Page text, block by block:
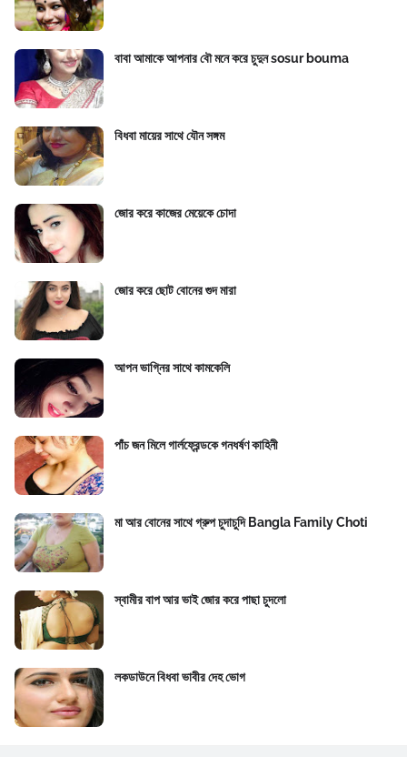
বাবা আমাকে আপনার বৌ মনে করে চুদুন sosur bouma
বিধবা মায়ের সাথে যৌন সঙ্গম
জোর করে কাজের মেয়েকে চোদা
জোর করে ছোট বোনের গুদ মারা
আপন ভাগ্নির সাথে কামকেলি
পাঁচ জন মিলে গার্লফ্রেন্ডকে গনধর্ষণ কাহিনী
মা আর বোনের সাথে গ্রুপ চুদাচুদি Bangla Family Choti
স্বামীর বাপ আর ভাই জোর করে পাছা চুদলো
লকডাউনে বিধবা ভাবীর দেহ ভোগ